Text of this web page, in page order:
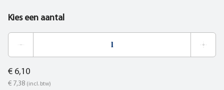
Kies een aantal
€ 6,10
€ 7,38 (incl. btw)